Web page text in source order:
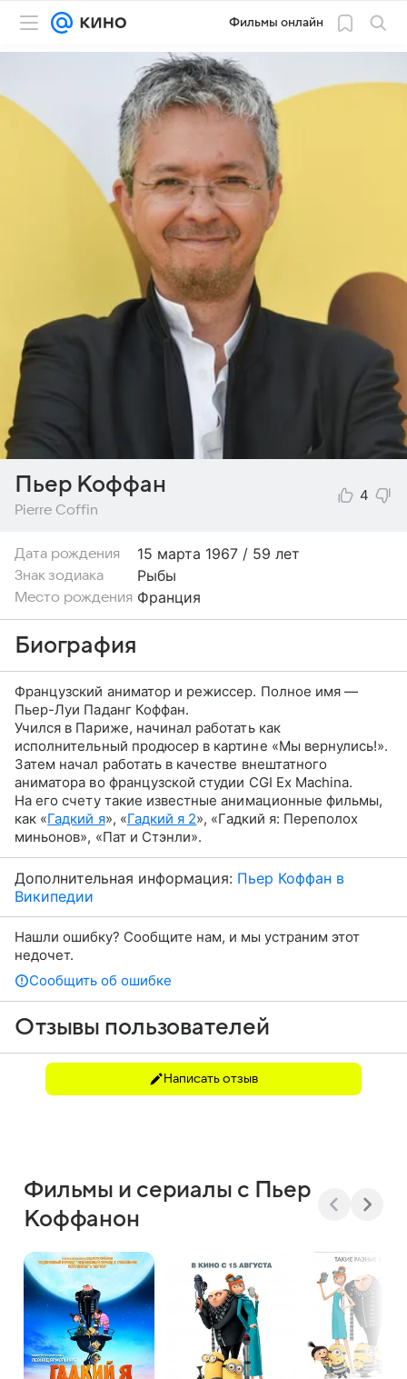
Фильмы онлайн
Пьер Коффан
Pierre Coffin
4
Дата рождения 15 марта 1967 / 59 лет
Знак зодиака Рыбы
Место рождения Франция
Биография
Французский аниматор и режиссер. Полное имя —
Пьер-Луи Паданг Коффан.
Учился в Париже, начинал работать как
исполнительный продюсер в картине «Мы вернулись!».
Затем начал работать в качестве внештатного
аниматора во французской студии CGI Ex Machina.
На его счету такие известные анимационные фильмы,
как «Гадкий я», «Гадкий я 2», «Гадкий я: Переполох
миньонов», «Пат и Стэнли».
Дополнительная информация: Пьер Коффан в
Википедии
Нашли ошибку? Сообщите нам, и мы устраним этот
недочет.
Сообщить об ошибке
Отзывы пользователей
Написать отзыв
Фильмы и сериалы с Пьер
Коффанон